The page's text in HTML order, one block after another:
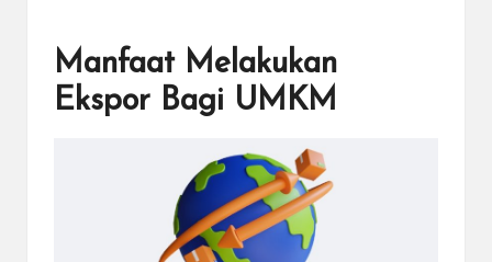
Manfaat Melakukan
Ekspor Bagi UMKM